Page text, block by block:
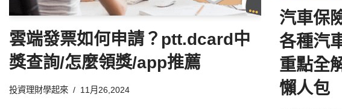
雲端發票如何申請？ptt.dcard中
獎查詢/怎麼領獎/app推薦
投資理財學起來 11月26,2024
汽車保
各種汽
重點全
懶人包